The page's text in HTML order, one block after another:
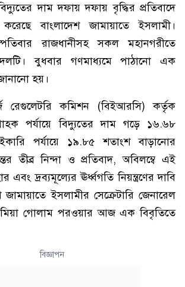
দাম দফায় দফায় বৃদ্ধির প্রতিবাদে
বাংলাদেশ জামায়াতে ইসলামী।
রাজধানীসহ সকল মহানগরীতে
বুধবার গণমাধ্যমে পাঠানো এক
হয়।
রেগুলেটরি কমিশন (বিইআরসি) কর্তৃক
পর্যায়ে বিদ্যুতের দাম গড়ে ১৬.৬৮
পর্যায়ে ১৯.৮৫ শতাংশ বাড়ানোর
তীব্র নিন্দা ও প্রতিবাদ, অবিলম্বে এই
এবং দ্রব্যমূল্যের ঊর্ধ্বগতি নিয়ন্ত্রণের দাবি
জামায়াতে ইসলামীর সেক্রেটারি জেনারেল
গোলাম পরওয়ার আজ এক বিবৃতিতে
বিজ্ঞাপন